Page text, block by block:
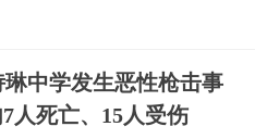
中学发生恶性枪击事
人死亡、15人受伤